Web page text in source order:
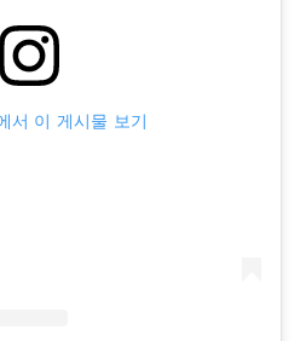
서 이 게시물 보기